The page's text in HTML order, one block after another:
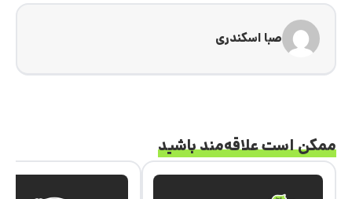
صبا اسکندری
ممکن است علاقه‌مند باشید